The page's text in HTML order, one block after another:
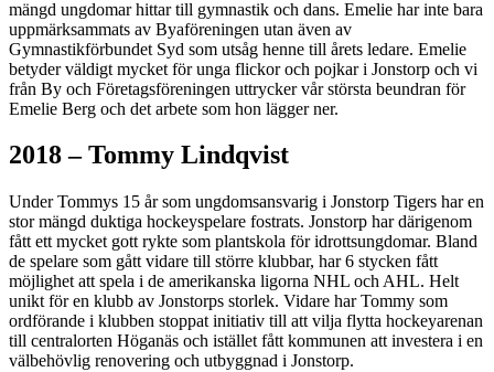
mängd ungdomar hittar till gymnastik och dans. Emelie har inte bara
uppmärksammats av Byaföreningen utan även av
Gymnastikförbundet Syd som utsåg henne till årets ledare. Emelie
betyder väldigt mycket för unga flickor och pojkar i Jonstorp och vi
från By och Företagsföreningen uttrycker vår största beundran för
Emelie Berg och det arbete som hon lägger ner.
2018 – Tommy Lindqvist
Under Tommys 15 år som ungdomsansvarig i Jonstorp Tigers har en
stor mängd duktiga hockeyspelare fostrats. Jonstorp har därigenom
fått ett mycket gott rykte som plantskola för idrottsungdomar. Bland
de spelare som gått vidare till större klubbar, har 6 stycken fått
möjlighet att spela i de amerikanska ligorna NHL och AHL. Helt
unikt för en klubb av Jonstorps storlek. Vidare har Tommy som
ordförande i klubben stoppat initiativ till att vilja flytta hockeyarenan
till centralorten Höganäs och istället fått kommunen att investera i en
välbehövlig renovering och utbyggnad i Jonstorp.